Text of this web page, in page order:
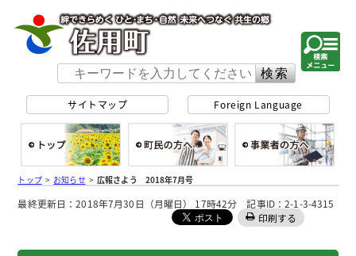
サイトマップ Foreign Language
総合トップ
トップ> お知らせ>広報さよう 2018年7月号
最終更新日：2018年7月30日（月曜日） 17時42分 記事ID：2-1-3-4315
印刷する